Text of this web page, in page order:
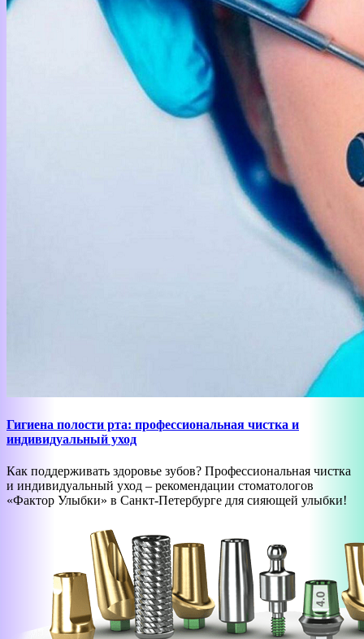
Гигиена полости рта: профессиональная чистка и
индивидуальный уход
Как поддерживать здоровье зубов? Профессиональная чистка
и индивидуальный уход – рекомендации стоматологов
«Фактор Улыбки» в Санкт-Петербурге для сияющей улыбки!